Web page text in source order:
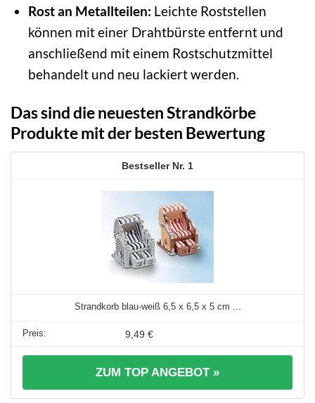
Rost an Metallteilen: Leichte Roststellen
können mit einer Drahtbürste entfernt und
anschließend mit einem Rostschutzmittel
behandelt und neu lackiert werden.
Das sind die neuesten Strandkörbe
Produkte mit der besten Bewertung
1
Strandkorb blau-weiß 6,5 x 6,5 x 5 cm ...
9,49 €
ZUM TOP ANGEBOT »